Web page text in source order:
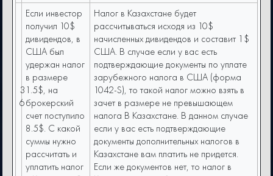
3
6
Если инвестор
получил 10$
дивидендов, в
США был
удержан налог
в размере
1.5$, на
брокерский
счет поступило
8.5$. С какой
суммы нужно
рассчитать и
уплатить налог
Налог в Казахстане будет
рассчитываться исходя из 10$
начисленных дивидендов и составит 1$
США. В случае если у вас есть
подтверждающие документы по уплате
зарубежного налога в США (форма
1042-S), то такой налог можно взять в
зачет в размере не превышающем
налога В Казахстане. В данном случае
если у вас есть подтверждающие
документы дополнительных налогов в
Казахстане вам платить не придется.
Если же документов нет, то налог в